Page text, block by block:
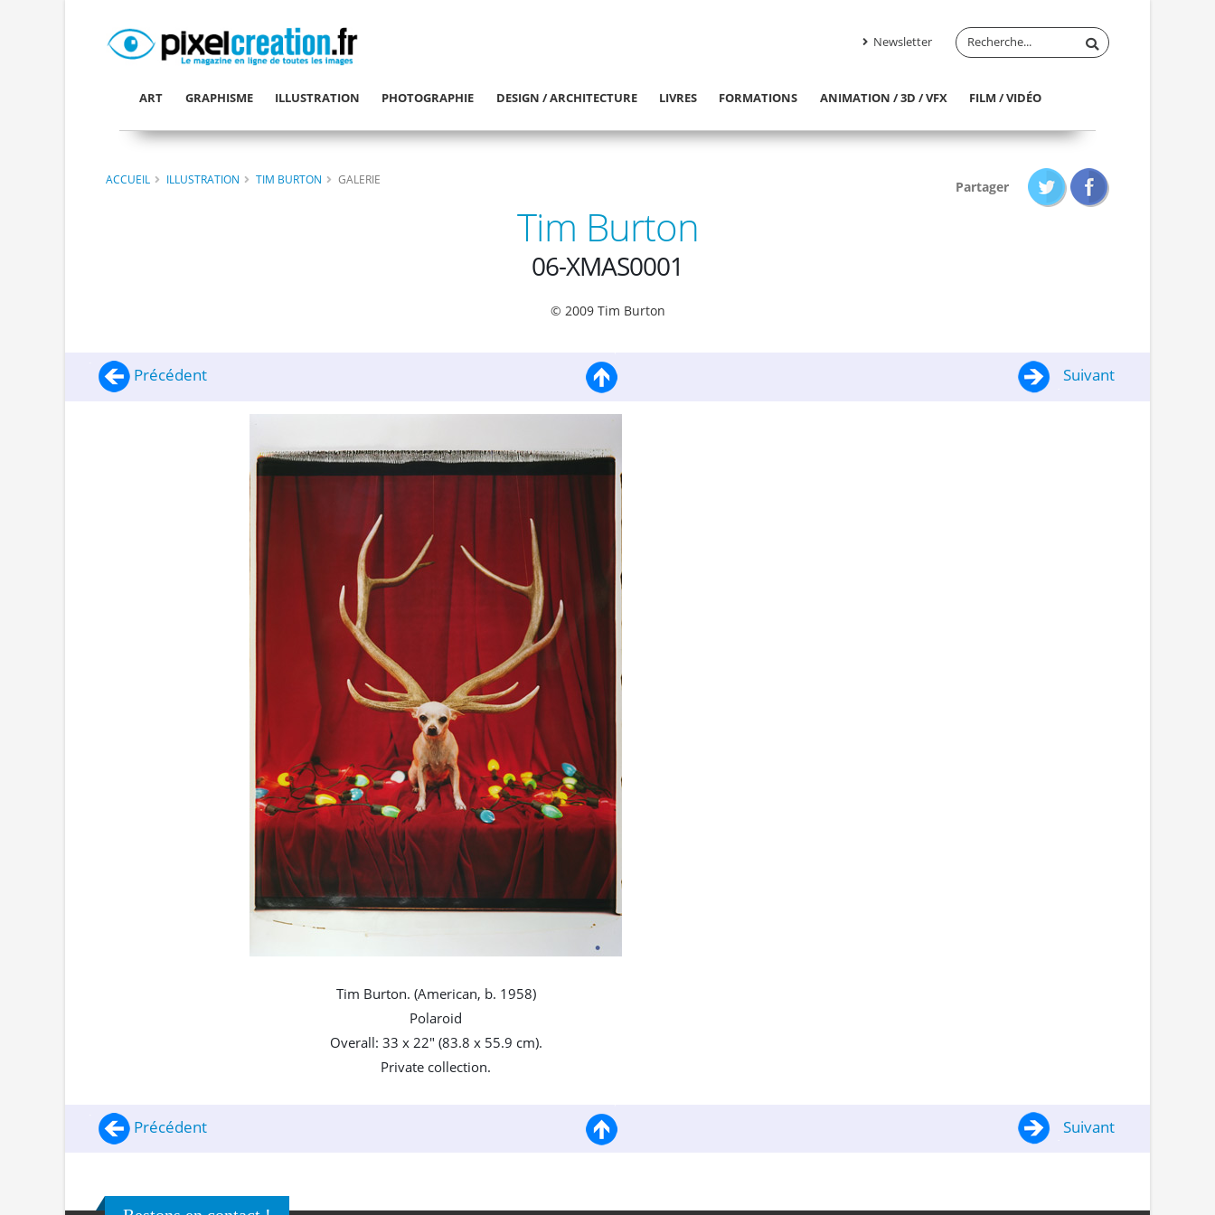
Newsletter
ART GRAPHISME ILLUSTRATION PHOTOGRAPHIE DESIGN / ARCHITECTURE LIVRES FORMATIONS ANIMATION / 3D / VFX FILM / VIDÉO
ACCUEIL ILLUSTRATION TIM BURTON GALERIE Partager
Tim Burton
06-XMAS0001
© 2009 Tim Burton
Précédent Suivant
Tim Burton. (American, b. 1958)
Polaroid
Overall: 33 x 22" (83.8 x 55.9 cm).
Private collection.
Précédent Suivant